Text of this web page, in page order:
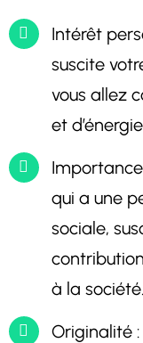
Intérêt
suscite
vous allez
et
qui a une
sociale,
à la société.
Originalité